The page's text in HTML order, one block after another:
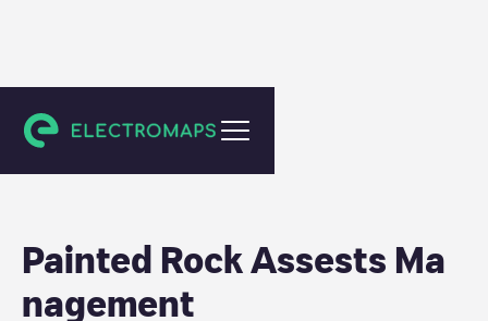
Scottsdale
Painted Rock Assests Ma
nagement